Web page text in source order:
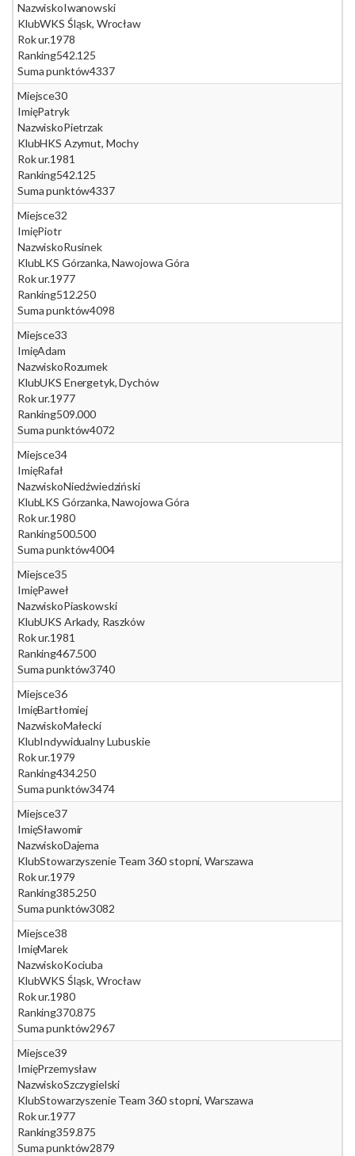
NazwiskoIwanowski
KlubWKS Śląsk, Wrocław
Rok ur.1978
Ranking542.125
Suma punktów4337
Miejsce30
ImięPatryk
NazwiskoPietrzak
KlubHKS Azymut, Mochy
Rok ur.1981
Ranking542.125
Suma punktów4337
Miejsce32
ImięPiotr
NazwiskoRusinek
KlubLKS Górzanka, Nawojowa Góra
Rok ur.1977
Ranking512.250
Suma punktów4098
Miejsce33
ImięAdam
NazwiskoRozumek
KlubUKS Energetyk, Dychów
Rok ur.1977
Ranking509.000
Suma punktów4072
Miejsce34
ImięRafał
NazwiskoNiedźwiedziński
KlubLKS Górzanka, Nawojowa Góra
Rok ur.1980
Ranking500.500
Suma punktów4004
Miejsce35
ImięPaweł
NazwiskoPiaskowski
KlubUKS Arkady, Raszków
Rok ur.1981
Ranking467.500
Suma punktów3740
Miejsce36
ImięBartłomiej
NazwiskoMałecki
KlubIndywidualny Lubuskie
Rok ur.1979
Ranking434.250
Suma punktów3474
Miejsce37
ImięSławomir
NazwiskoDajema
KlubStowarzyszenie Team 360 stopni, Warszawa
Rok ur.1979
Ranking385.250
Suma punktów3082
Miejsce38
ImięMarek
NazwiskoKociuba
KlubWKS Śląsk, Wrocław
Rok ur.1980
Ranking370.875
Suma punktów2967
Miejsce39
ImięPrzemysław
NazwiskoSzczygielski
KlubStowarzyszenie Team 360 stopni, Warszawa
Rok ur.1977
Ranking359.875
Suma punktów2879